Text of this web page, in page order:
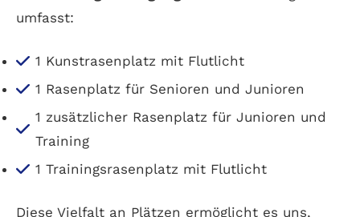
umfasst:
1 Kunstrasenplatz mit Flutlicht
1 Rasenplatz für Senioren und Junioren
1 zusätzlicher Rasenplatz für Junioren und
Training
1 Trainingsrasenplatz mit Flutlicht
Diese Vielfalt an Plätzen ermöglicht es uns,